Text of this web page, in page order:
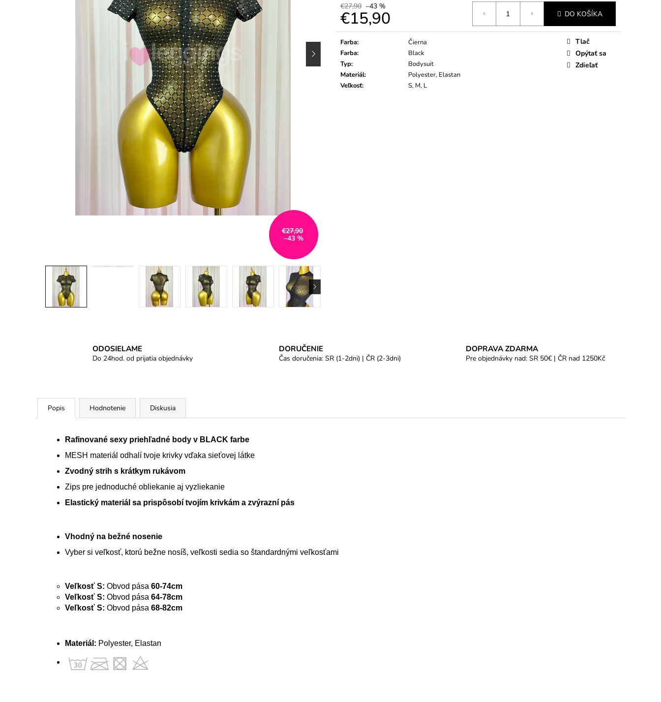
€27,90 –43 %
€15,90
Jednotková
cena:
DO KOŠÍKA
Farba:
Čierna
Farba:
Black
Typ:
Bodysuit
Materiál:
Polyester, Elastan
Veľkosť: S, M, L
Tlač
Opýtať sa
Zdieľať
€27,90
–43 %
ODOSIELAME
Do 24hod. od prijatia objednávky
DORUČENIE
Čas doručenia: SR (1-2dni) | ČR (2-3dni)
DOPRAVA ZDARMA
Pre objednávky nad: SR 50€ | ČR nad 1250Kč
Popis Hodnotenie Diskusia
Rafinované sexy priehľadné body v BLACK farbe
MESH materiál odhalí tvoje krivky vďaka sieťovej látke
Zvodný strih s krátkym rukávom
Zips pre jednoduché obliekanie aj vyzliekanie
Elastický materiál sa prispôsobí tvojím krivkám a zvýrazní pás
Vhodný na bežné nosenie
Vyber si veľkosť, ktorú bežne nosíš, veľkosti sedia so štandardnými veľkosťami
Veľkosť S: Obvod pása 60-74cm
Veľkosť S: Obvod pása 64-78cm
Veľkosť S: Obvod pása 68-82cm
Materiál: Polyester, Elastan